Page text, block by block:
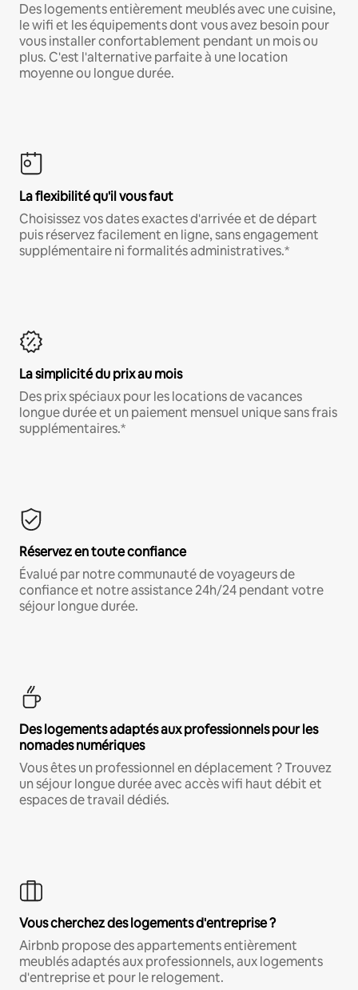
Des logements entièrement meublés avec une cuisine,
le wifi et les équipements dont vous avez besoin pour
vous installer confortablement pendant un mois ou
plus. C'est l'alternative parfaite à une location
moyenne ou longue durée.
La flexibilité qu'il vous faut
Choisissez vos dates exactes d'arrivée et de départ
puis réservez facilement en ligne, sans engagement
supplémentaire ni formalités administratives.*
La simplicité du prix au mois
Des prix spéciaux pour les locations de vacances
longue durée et un paiement mensuel unique sans frais
supplémentaires.*
Réservez en toute confiance
Évalué par notre communauté de voyageurs de
confiance et notre assistance 24h/24 pendant votre
séjour longue durée.
Des logements adaptés aux professionnels pour les
nomades numériques
Vous êtes un professionnel en déplacement ? Trouvez
un séjour longue durée avec accès wifi haut débit et
espaces de travail dédiés.
Vous cherchez des logements d'entreprise ?
Airbnb propose des appartements entièrement
meublés adaptés aux professionnels, aux logements
d'entreprise et pour le relogement.